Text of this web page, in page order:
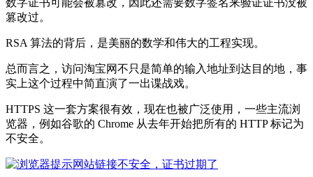
篡改过。
RSA 算法的背后，是美丽的数学和伟大的工程实现。
总而言之，访问淘宝网不只是简单的输入地址到达目的地，事
实上这个过程中简直演了一出谍战戏。
HTTPS 这一套方案很有效，现在也被广泛使用，一些主流浏
览器，例如谷歌的 Chrome 从去年开始把所有的 HTTP 标记为
不安全。